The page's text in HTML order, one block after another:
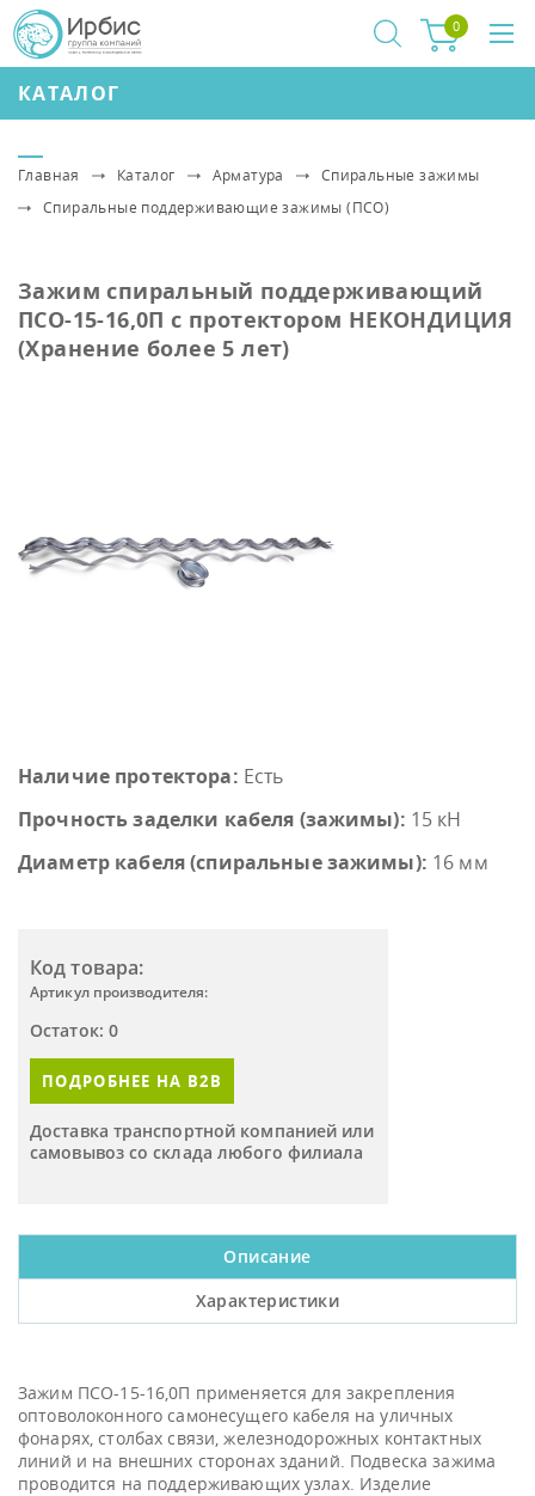
КАТАЛОГ
0
Главная Каталог Арматура
Спиральные зажимы
Спиральные поддерживающие зажимы (ПСО)
Зажим спиральный поддерживающий
ПСО-15-16,0П с протектором НЕКОНДИЦИЯ
(Хранение более 5 лет)
Наличие протектора: Есть
Прочность заделки кабеля (зажимы): 15 кН
Диаметр кабеля (спиральные зажимы): 16 мм
Код товара:
Артикул производителя:
Остаток: 0
ПОДРОБНЕЕ НА B2B
Доставка транспортной компанией или
самовывоз со склада любого филиала
Описание
Характеристики
Зажим ПСО-15-16,0П применяется для закрепления
оптоволоконного самонесущего кабеля на уличных
фонарях, столбах связи, железнодорожных контактных
линий и на внешних сторонах зданий. Подвеска зажима
проводится на поддерживающих узлах. Изделие